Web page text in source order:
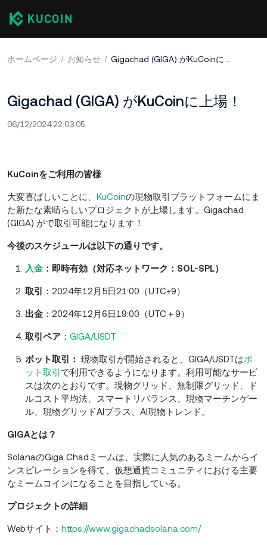
ホームページ お知らせ Gigachad (GIGA) がKuCoinに上場！
Gigachad (GIGA) がKuCoinに上場！
06/12/2024 22:03:05
KuCoinをご利用の皆様
大変喜ばしいことに、 KuCoinの現物取引プラットフォームにま
た新たな素晴らしいプロジェクトが上場します。Gigachad
(GIGA) がで取引可能になります！
今後のスケジュールは以下の通りです。
入金 ：即時有効（対応ネットワーク：SOL-SPL）
取引 ：2024年12月5日21:00（UTC+9）
出金 ：2024年12月6日19:00（UTC＋9）
取引ペア ： GIGA/USDT
ボット取引： 現物取引が開始されると、GIGA/USDTはボ
ット取引 で利用できるようになります。利用可能なサービ
スは次のとおりです。現物グリッド、無制限グリッド、ド
ルコスト平均法、スマートリバランス、現物マーチンゲー
ル、現物グリッドAIプラス、AI現物トレンド。
GIGAとは？
SolanaのGiga Chadミームは、実際に人気のあるミームからイ
ンスピレーションを得て、仮想通貨コミュニティにおける主要
なミームコインになることを目指している。
プロジェクトの詳細
Webサイト： https://www.gigachadsolana.com/